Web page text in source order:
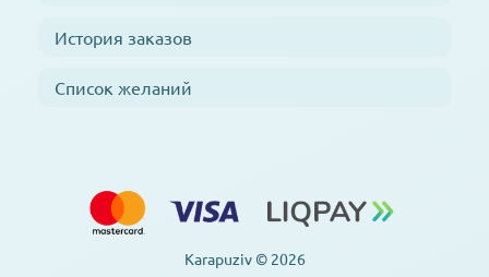
История заказов
Список желаний
Karapuziv © 2026